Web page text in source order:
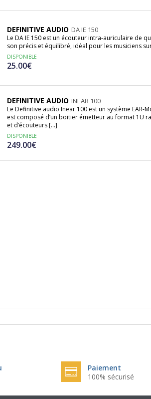
DEFINITIVE AUDIO DA IE 150
Le DA IE 150 est un écouteur intra-auriculaire de
son précis et équilibré, idéal pour les musiciens
DISPONIBLE
25.00€
DEFINITIVE AUDIO INEAR 100
Le Definitive audio Inear 100 est un système EAR-
est composé d’un boitier émetteur au format 1U
et d’écouteurs [...]
DISPONIBLE
249.00€
Paiement
100% sécurisé